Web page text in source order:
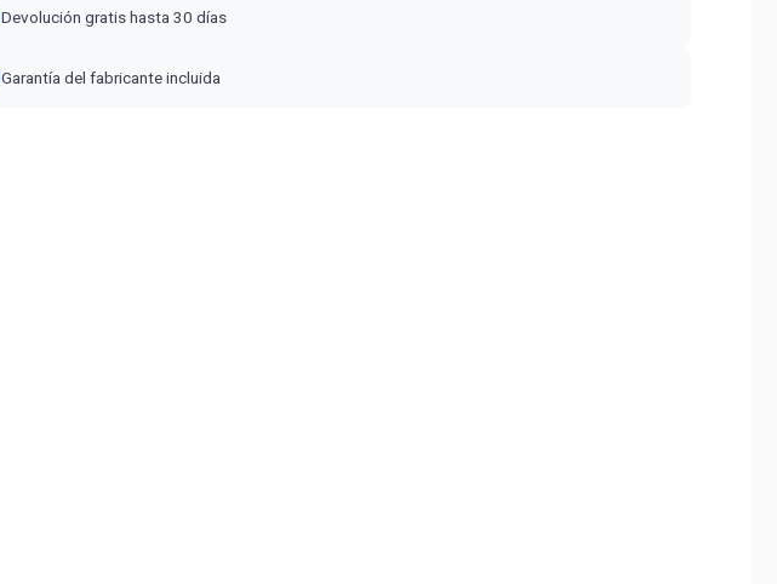
Devolución gratis hasta 30 días
Garantía del fabricante incluida